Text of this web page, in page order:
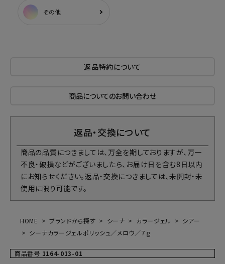
その他
返品特約について
商品についてのお問い合わせ
返品・交換について
商品の品質につきましては、万全を期しておりますが、万一
不良・破損などがございましたら、お届け日を含む8日以内
にお知らせください。返品・交換につきましては、未開封・未
使用に限り可能です。
HOME ブランドから探す シーナ カラージェル
シアー
シーナカラージェルポリッシュ／メロウ／７ｇ
商品番号 1164-013-01